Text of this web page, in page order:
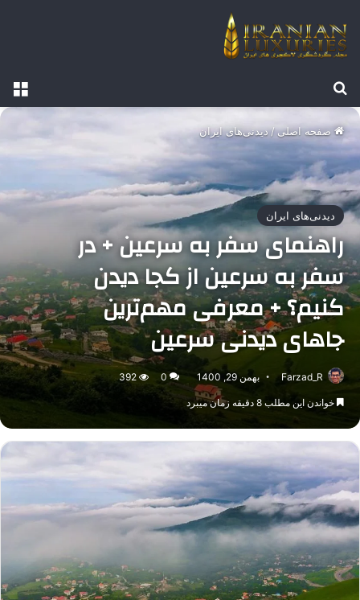
صفحه اصلی/دیدنی‌های ایران
دیدنی‌های ایران
راهنمای سفر به سرعین + در
سفر به سرعین از کجا دیدن
کنیم؟ + معرفی مهم‌ترین
جاهای دیدنی سرعین
Farzad_R بهمن 29, 1400 0
392
خواندن این مطلب 8 دقیقه زمان میبرد